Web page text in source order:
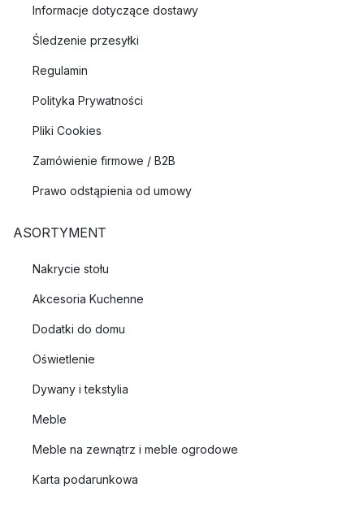
Informacje dotyczące dostawy
Śledzenie przesyłki
Regulamin
Polityka Prywatności
Pliki Cookies
Zamówienie firmowe / B2B
Prawo odstąpienia od umowy
ASORTYMENT
Nakrycie stołu
Akcesoria Kuchenne
Dodatki do domu
Oświetlenie
Dywany i tekstylia
Meble
Meble na zewnątrz i meble ogrodowe
Karta podarunkowa